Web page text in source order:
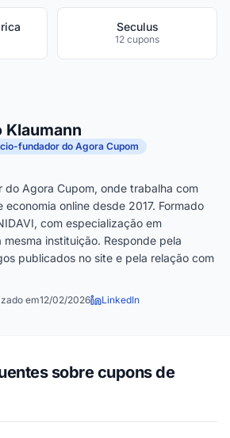
Seculus
12 cupons
Klaumann
fundador do Agora Cupom
do Agora Cupom, onde trabalha com
online desde 2017. Formado
com especialização em
instituição. Responde pela
publicados no site e pela relação com
em12/02/2026 LinkedIn
sobre cupons de